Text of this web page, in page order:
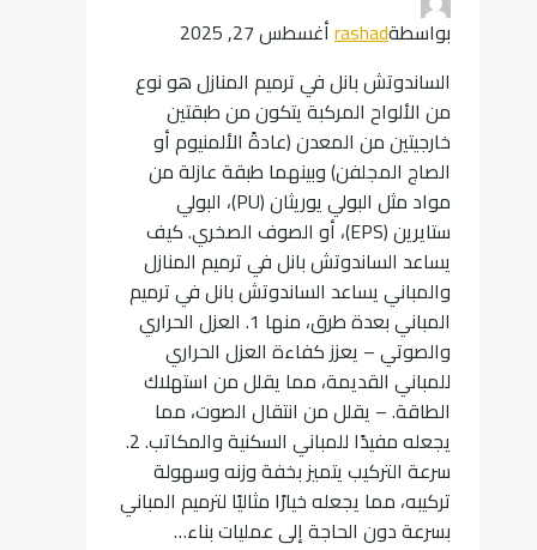
عصرية
بواسطةrashadأغسطس 27, 2025
الساندوتش بانل في ترميم المنازل هو نوع
من الألواح المركبة يتكون من طبقتين
خارجيتين من المعدن (عادةً الألمنيوم أو
الصاج المجلفن) وبينهما طبقة عازلة من
مواد مثل البولي يوريثان (PU)، البولي
ستايرين (EPS)، أو الصوف الصخري. كيف
يساعد الساندوتش بانل في ترميم المنازل
والمباني يساعد الساندوتش بانل في ترميم
المباني بعدة طرق، منها 1. العزل الحراري
والصوتي – يعزز كفاءة العزل الحراري
للمباني القديمة، مما يقلل من استهلاك
الطاقة. – يقلل من انتقال الصوت، مما
يجعله مفيدًا للمباني السكنية والمكاتب. 2.
سرعة التركيب يتميز بخفة وزنه وسهولة
تركيبه، مما يجعله خيارًا مثاليًا لترميم المباني
بسرعة دون الحاجة إلى عمليات بناء…